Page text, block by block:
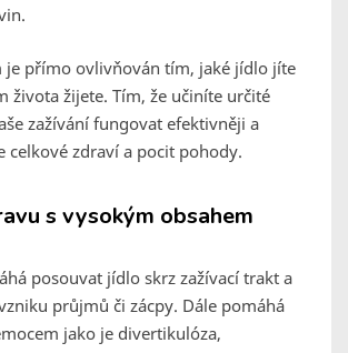
je přímo ovlivňován tím, jaké jídlo jíte
života žijete. Tím, že učiníte určité
zažívání fungovat efektivněji a
celkové zdraví a pocit pohody.
s vysokým obsahem
posouvat jídlo skrz zažívací trakt a
průjmů či zácpy. Dále pomáhá
jako je divertikulóza,